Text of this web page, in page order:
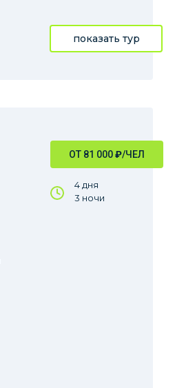
показать тур
ОТ 81 000₽/ЧЕЛ
4 дня
3 ночи